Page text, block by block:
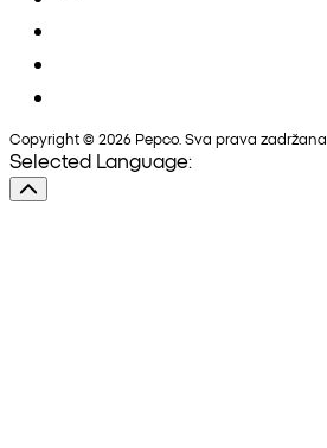
Copyright © 2026 Pepco. Sva prava zadržana.
Selected Language: